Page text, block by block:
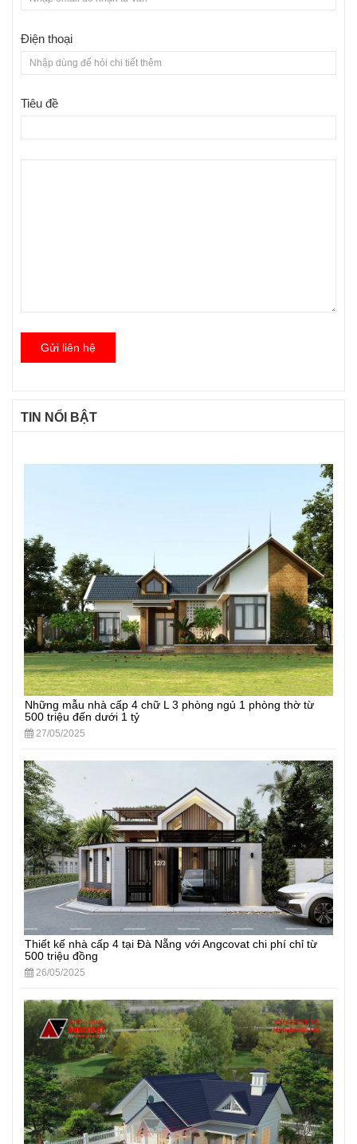
Điện thoại
Tiêu đề
Gửi liên hệ
TIN NỔI BẬT
Những mẫu nhà cấp 4 chữ L 3 phòng ngủ 1 phòng thờ từ
500 triệu đến dưới 1 tỷ
27/05/2025
Thiết kế nhà cấp 4 tại Đà Nẵng với Angcovat chi phí chỉ từ
500 triệu đồng
26/05/2025